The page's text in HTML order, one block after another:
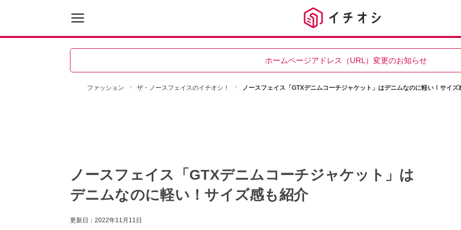
ホームページアドレス（URL）変更のお知らせ
ファッション ザ・ノースフェイスのイチオシ！ ノースフェイス「GTXデニムコーチジャケット」はデニムなのに軽い！サイズ
ノースフェイス「GTXデニムコーチジャケット」は
デニムなのに軽い！サイズ感も紹介
更新日： 2022年11月11日